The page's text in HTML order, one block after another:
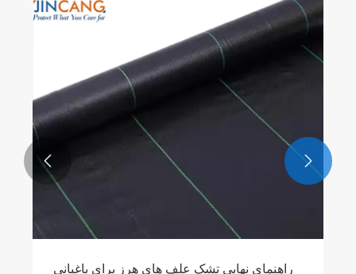
نحوه انتخاب بهترین برزنت باربری برای حداکثر
حفاظت و دوام
 